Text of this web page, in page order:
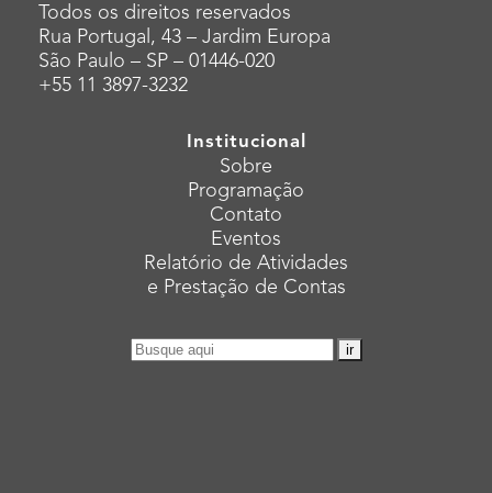
Todos os direitos reservados
Rua Portugal, 43 – Jardim Europa
São Paulo – SP – 01446-020
+55 11 3897-3232
Institucional
Sobre
Programação
Contato
Eventos
Relatório de Atividades
e Prestação de Contas